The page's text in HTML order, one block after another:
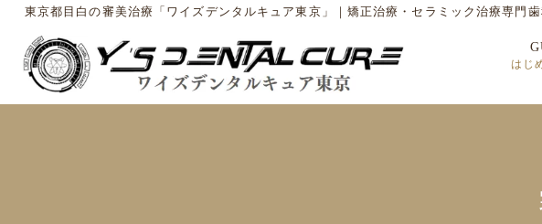
東京都目白の審美治療「ワイズデンタルキュア東京」｜矯正治療・セラミック治療専門
はじ